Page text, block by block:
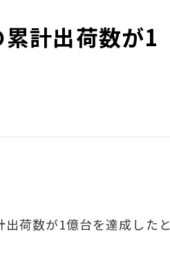
累計出荷数が1
荷数が1億台を達成したと